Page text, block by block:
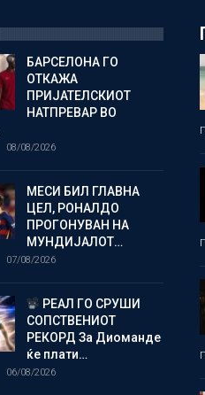
БАРСЕЛОНА ГО
ОТКАЖА
ПРИЈАТЕЛСКИОТ
НАТПРЕВАР ВО
08/08/2026
МЕСИ БИЛ ГЛАВНА
ЦЕЛ, РОНАЛДО
ПРОГОНУВАН НА
МУНДИЈАЛОТ…
07/08/2026
РЕАЛ ГО СРУШИ
СОПСТВЕНИОТ
РЕКОРД За Диоманде
ќе плати…
06/08/2026